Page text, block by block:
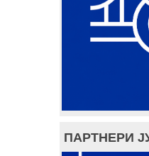
ПАРТНЕРИ